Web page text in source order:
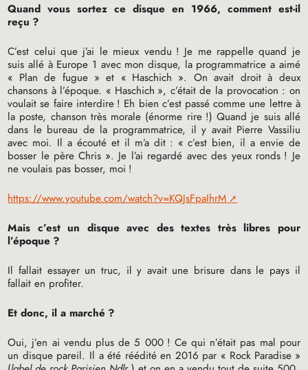
Quand vous sortez ce disque en 1966, comment est-il
reçu ?
C’est celui que j’ai le mieux vendu ! Je me rappelle quand je
suis allé à Europe 1 avec mon disque, la programmatrice a aimé
« Plan de fugue » et « Haschich ». On avait droit à deux
chansons à l’époque. « Haschich », c’était de la provocation : on
voulait se faire interdire ! Eh bien c’est passé comme une lettre à
la poste, chanson très morale (énorme rire !) Quand je suis allé
dans le bureau de la programmatrice, il y avait Pierre Vassiliu
avec moi. Il a écouté et il m’a dit : « c’est bien, il a envie de
bosser le père Chris ». Je l’ai regardé avec des yeux ronds ! Je
ne voulais pas bosser, moi !
https://www.youtube.com/watch?v=KQJsFpaIhrM
Mais c’est un disque avec des textes très libres pour
l’époque ?
Il fallait essayer un truc, il y avait une brisure dans le pays il
fallait en profiter.
Et donc, il a marché ?
Oui, j’en ai vendu plus de 5 000 ! Ce qui n’était pas mal pour
un disque pareil. Il a été réédité en 2016 par « Rock Paradise »